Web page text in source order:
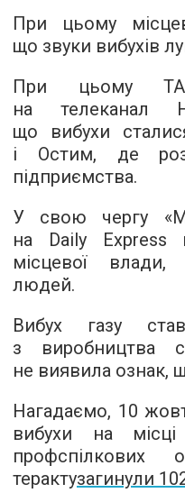
При цьому
що звуки вибухів
При цьому
на телеканал
що вибухи
і Остим, де
підприємства.
У свою чергу «
на Daily
місцевої влади,
людей.
Вибух газу
з виробництва
не виявила ознак,
Нагадаємо, 10
вибухи на місці
профспілкових
терактузагинули